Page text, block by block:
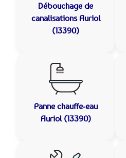
Débouchage de
canalisations Auriol
(13390)
Panne chauffe-eau
Auriol (13390)